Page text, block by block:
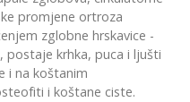
promjene ortroza
zglobne hrskavice -
postaje krhka, puca i ljušti
i na koštanim
i koštane ciste.